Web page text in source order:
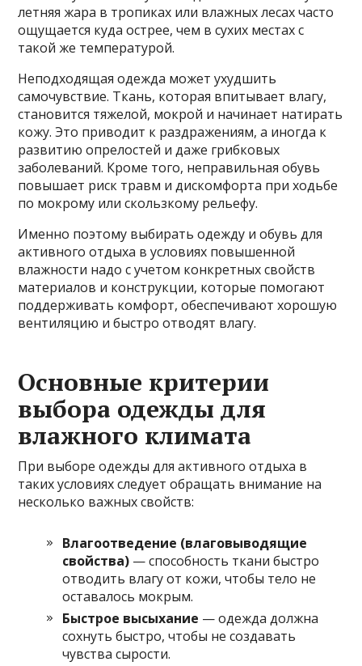
летняя жара в тропиках или влажных лесах часто
ощущается куда острее, чем в сухих местах с
такой же температурой.
Неподходящая одежда может ухудшить
самочувствие. Ткань, которая впитывает влагу,
становится тяжелой, мокрой и начинает натирать
кожу. Это приводит к раздражениям, а иногда к
развитию опрелостей и даже грибковых
заболеваний. Кроме того, неправильная обувь
повышает риск травм и дискомфорта при ходьбе
по мокрому или скользкому рельефу.
Именно поэтому выбирать одежду и обувь для
активного отдыха в условиях повышенной
влажности надо с учетом конкретных свойств
материалов и конструкции, которые помогают
поддерживать комфорт, обеспечивают хорошую
вентиляцию и быстро отводят влагу.
Основные критерии
выбора одежды для
влажного климата
При выборе одежды для активного отдыха в
таких условиях следует обращать внимание на
несколько важных свойств:
Влагоотведение (влаговыводящие
свойства) — способность ткани быстро
отводить влагу от кожи, чтобы тело не
оставалось мокрым.
Быстрое высыхание — одежда должна
сохнуть быстро, чтобы не создавать
чувства сырости.